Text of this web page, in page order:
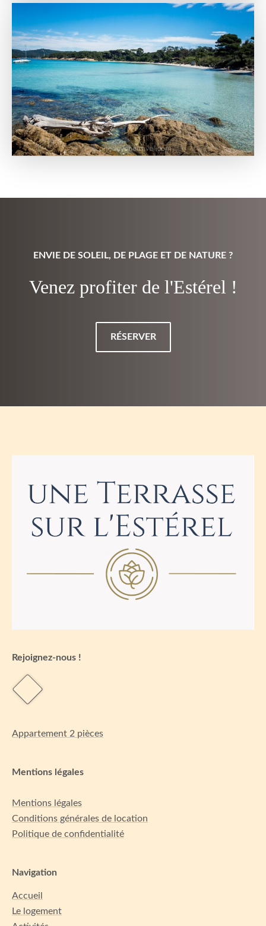
ENVIE DE SOLEIL, DE PLAGE ET DE NATURE ?
Venez profiter de l'Estérel !
RÉSERVER
Rejoignez-nous !
Appartement 2 pièces
Mentions légales
Mentions légales
Conditions générales de location
Politique de confidentialité
Navigation
Accueil
Le logement